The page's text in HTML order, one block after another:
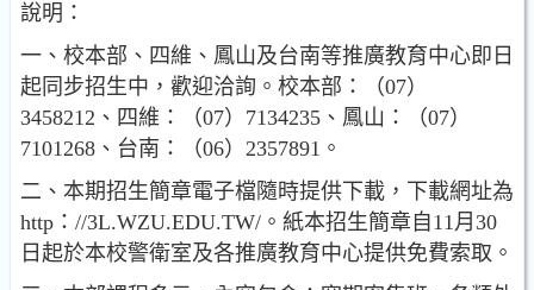
說明：
一、校本部、四維、鳳山及台南等推廣教育中心即日
起同步招生中，歡迎洽詢。校本部：（07）
3458212、四維：（07）7134235、鳳山：（07）
7101268、台南：（06）2357891。
二、本期招生簡章電子檔隨時提供下載，下載網址為
http：//3L.WZU.EDU.TW/。紙本招生簡章自11月30
日起於本校警衛室及各推廣教育中心提供免費索取。